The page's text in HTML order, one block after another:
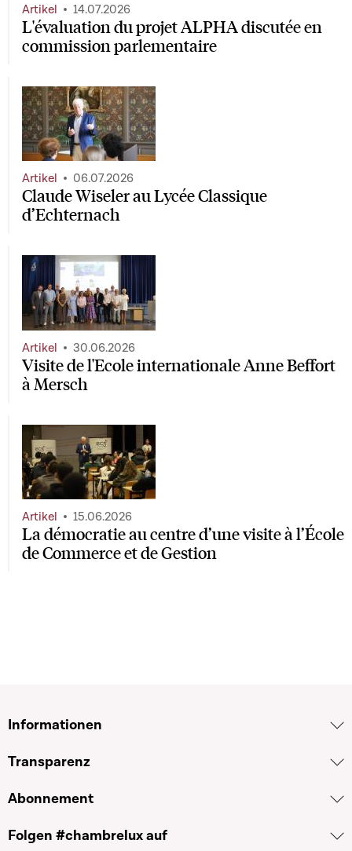
L'évaluation du projet ALPHA discutée en
commission parlementaire
Artikel 14.07.2026
Claude Wiseler au Lycée Classique
d’Echternach
Artikel 06.07.2026
Visite de l'Ecole internationale Anne Beffort
à Mersch
Artikel 30.06.2026
La démocratie au centre d’une visite à l’École
de Commerce et de Gestion
Artikel 15.06.2026
Informationen
Transparenz
Abonnement
Folgen #chambrelux auf